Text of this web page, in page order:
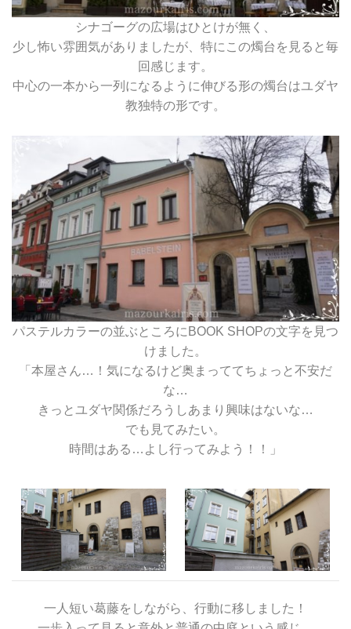
シナゴーグの広場はひとけが無く、
少し怖い雰囲気がありましたが、特にこの燭台を見ると毎
回感じます。
中心の一本から一列になるように伸びる形の燭台はユダヤ
教独特の形です。
パステルカラーの並ぶところにBOOK SHOPの文字を見つ
けました。
「本屋さん…！気になるけど奥まっててちょっと不安だ
な…
きっとユダヤ関係だろうしあまり興味はないな…
でも見てみたい。
時間はある…よし行ってみよう！！」
一人短い葛藤をしながら、行動に移しました！